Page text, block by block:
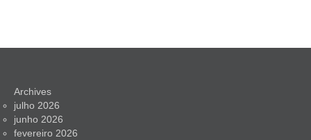
Archives
julho 2026
junho 2026
fevereiro 2026